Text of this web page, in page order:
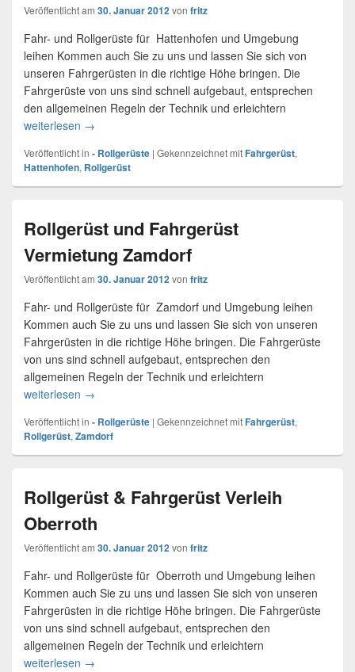
Veröffentlicht am 30. Januar 2012von fritz
Fahr- und Rollgerüste für Hattenhofen und Umgebung
leihen Kommen auch Sie zu uns und lassen Sie sich von
unseren Fahrgerüsten in die richtige Höhe bringen. Die
Fahrgerüste von uns sind schnell aufgebaut, entsprechen
den allgemeinen Regeln der Technik und erleichtern
weiterlesen Rollgerüst Hattenhofen
→
Veröffentlicht in - Rollgerüste | Gekennzeichnet mitFahrgerüst,
Hattenhofen, Rollgerüst
Rollgerüst und Fahrgerüst
Vermietung Zamdorf
Veröffentlicht am 30. Januar 2012von fritz
Fahr- und Rollgerüste für Zamdorf und Umgebung leihen
Kommen auch Sie zu uns und lassen Sie sich von unseren
Fahrgerüsten in die richtige Höhe bringen. Die Fahrgerüste
von uns sind schnell aufgebaut, entsprechen den
allgemeinen Regeln der Technik und erleichtern
weiterlesen Rollgerüst und Fahrgerüst Vermietung Zamdorf
→
Veröffentlicht in - Rollgerüste | Gekennzeichnet mitFahrgerüst,
Rollgerüst, Zamdorf
Rollgerüst & Fahrgerüst Verleih
Oberroth
Veröffentlicht am 30. Januar 2012von fritz
Fahr- und Rollgerüste für Oberroth und Umgebung leihen
Kommen auch Sie zu uns und lassen Sie sich von unseren
Fahrgerüsten in die richtige Höhe bringen. Die Fahrgerüste
von uns sind schnell aufgebaut, entsprechen den
allgemeinen Regeln der Technik und erleichtern
weiterlesen Rollgerüst & Fahrgerüst Verleih Oberroth
→